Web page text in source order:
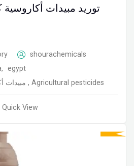
توريد مبيدات
shourachemicals
,
egypt
مبيدات , Agricultural pesticides
Quick View